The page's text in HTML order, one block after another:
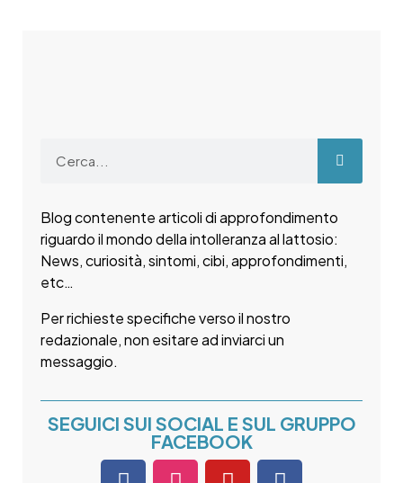
Blog contenente articoli di approfondimento
riguardo il mondo della intolleranza al lattosio:
News, curiosità, sintomi, cibi, approfondimenti,
etc…
Per richieste specifiche verso il nostro
redazionale, non esitare ad inviarci un
messaggio.
SEGUICI SUI SOCIAL E SUL GRUPPO
FACEBOOK